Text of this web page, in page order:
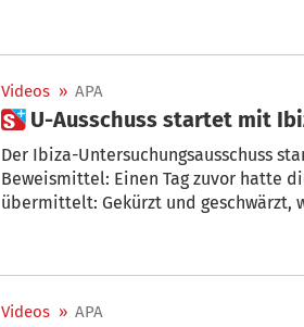
Videos » APA
 U-Ausschuss startet mit
Der Ibiza-Untersuchungsausschuss
Beweismittel: Einen Tag zuvor hatte
übermittelt: Gekürzt und geschwärzt,
Novomatic-Kontakten befragt wurde.ii
Videos » APA